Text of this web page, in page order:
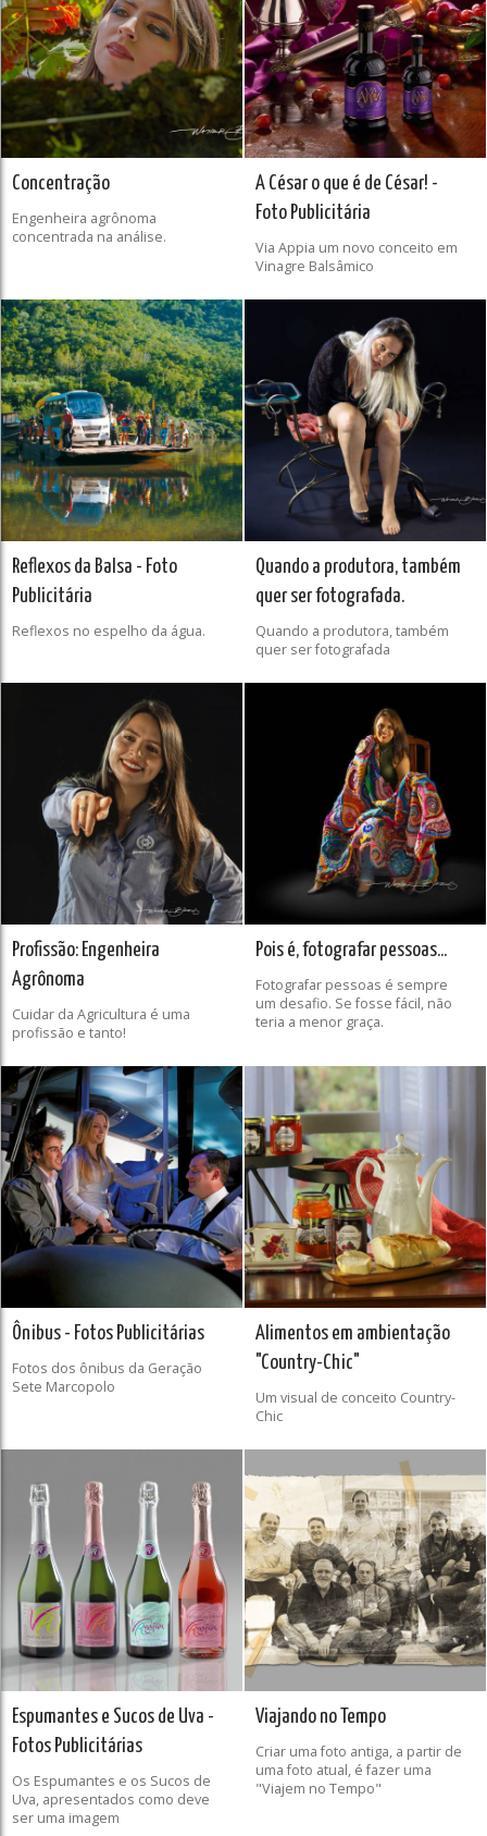
Concentração
Engenheira agrônoma
concentrada na análise.
A César o que é de César! -
Foto Publicitária
Via Appia um novo conceito em
Vinagre Balsâmico
Reflexos da Balsa - Foto
Publicitária
Reflexos no espelho da água.
Quando a produtora, também
quer ser fotografada.
Quando a produtora, também
quer ser fotografada
Profissão: Engenheira
Agrônoma
Cuidar da Agricultura é uma
profissão e tanto!
Pois é, fotografar pessoas...
Fotografar pessoas é sempre
um desafio. Se fosse fácil, não
teria a menor graça.
Ônibus - Fotos Publicitárias
Fotos dos ônibus da Geração
Sete Marcopolo
Alimentos em ambientação
"Country-Chic"
Um visual de conceito Country-
Chic
Espumantes e Sucos de Uva -
Fotos Publicitárias
Os Espumantes e os Sucos de
Uva, apresentados como deve
ser uma imagem
Viajando no Tempo
Criar uma foto antiga, a partir de
uma foto atual, é fazer uma
"Viajem no Tempo"